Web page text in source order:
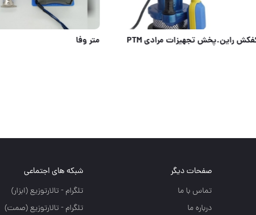
کفکش راین.پخش تجهیزات مرادی PTM
صفحات دیگر
تماس با ما
درباره ما
شبکه های اجتماعی
تلگرام - تالارتوزيع (ابزار)
تلگرام - تالارتوزيع (صمت)